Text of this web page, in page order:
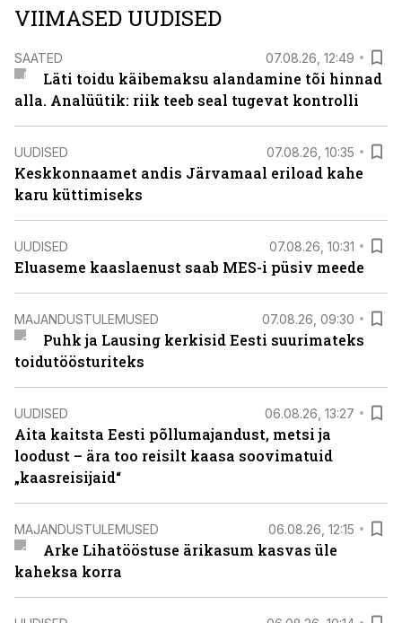
VIIMASED UUDISED
SAATED 07.08.26, 12:49
Läti toidu käibemaksu alandamine tõi hinnad
alla. Analüütik: riik teeb seal tugevat kontrolli
UUDISED 07.08.26, 10:35
Keskkonnaamet andis Järvamaal eriload kahe
karu küttimiseks
UUDISED 07.08.26, 10:31
Eluaseme kaaslaenust saab MES-i püsiv meede
MAJANDUSTULEMUSED 07.08.26, 09:30
Puhk ja Lausing kerkisid Eesti suurimateks
toidutöösturiteks
UUDISED 06.08.26, 13:27
Aita kaitsta Eesti põllumajandust, metsi ja
loodust – ära too reisilt kaasa soovimatuid
„kaasreisijaid“
MAJANDUSTULEMUSED 06.08.26, 12:15
Arke Lihatööstuse ärikasum kasvas üle
kaheksa korra